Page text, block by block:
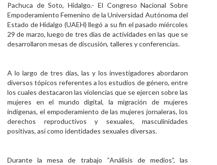
Pachuca de Soto, Hidalgo.- El Congreso Nacional Sobre
Empoderamiento Femenino de la Universidad Autónoma del
Estado de Hidalgo (UAEH) llegó a su fin el pasado miércoles
29 de marzo, luego de tres días de actividades en las que se
desarrollaron mesas de discusión, talleres y conferencias.
A lo largo de tres días, las y los investigadores abordaron
diversos tópicos referentes a los estudios de género, entre
los cuales destacaron las violencias que se ejercen sobre las
mujeres en el mundo digital, la migración de mujeres
indígenas, el empoderamiento de las mujeres jornaleras, los
derechos reproductivos y sexuales, masculinidades
positivas, así como identidades sexuales diversas.
Durante la mesa de trabajo “Análisis de medios”, las